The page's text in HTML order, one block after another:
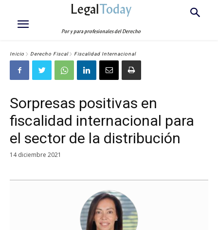
LegalToday
Por y para profesionales del Derecho
Inicio Derecho Fiscal Fiscalidad Internacional
Sorpresas positivas en
fiscalidad internacional para
el sector de la distribución
14 diciembre 2021